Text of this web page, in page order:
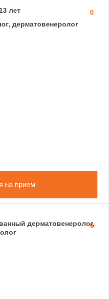
0
13 лет
дерматовенеролог
на прием
0
дерматовенеролог,